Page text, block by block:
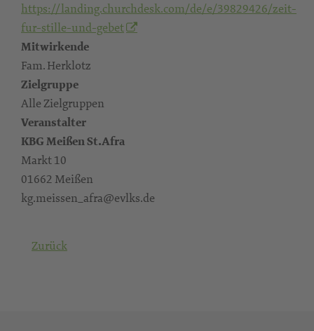
https://landing.churchdesk.com/de/e/39829426/zeit-
fur-stille-und-gebet
Mitwirkende
Fam. Herklotz
Zielgruppe
Alle Zielgruppen
Veranstalter
KBG Meißen St.Afra
Markt 10
01662 Meißen
kg.meissen_afra@evlks.de
Zurück